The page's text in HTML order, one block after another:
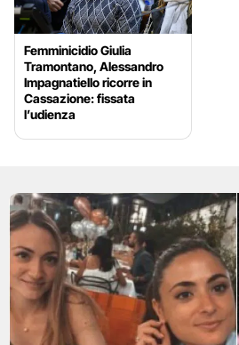
Femminicidio Giulia
Tramontano, Alessandro
Impagnatiello ricorre in
Cassazione: fissata
l’udienza